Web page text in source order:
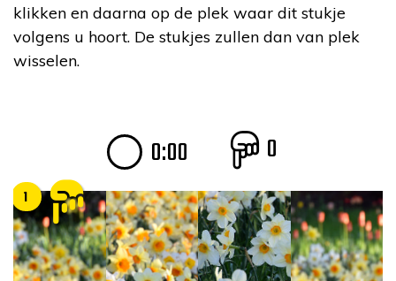
klikken en daarna op de plek waar dit stukje
volgens u hoort. De stukjes zullen dan van plek
wisselen.